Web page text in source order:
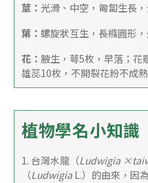
莖： 光滑、中空，匍匐生長
葉： 螺旋狀互生，長橢圓形
花： 腋生，萼5枚，早落；花
雄蕊10枚，不開裂花粉不成
植物學名小知識
1. 台灣水龍（Ludwigia
（Ludwigia L.）的由來，因